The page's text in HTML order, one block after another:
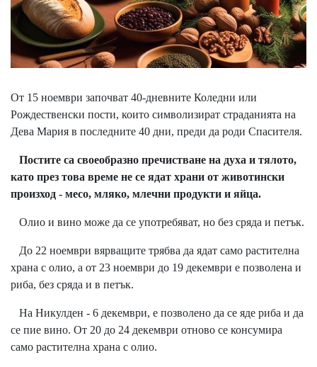
От 15 ноември започват 40-дневните Коледни или
Рождественски пости, които символизират страданията на
Дева Мария в последните 40 дни, преди да роди Спасителя.
Постите са своеобразно пречистване на духа и тялото,
като през това време не се ядат храни от животински
произход - месо, мляко, млечни продукти и яйца.
Олио и вино може да се употребяват, но без сряда и петък.
До 22 ноември вярващите трябва да ядат само растителна
храна с олио, а от 23 ноември до 19 декември е позволена и
риба, без сряда и в петък.
На Никулден - 6 декември, е позволено да се яде риба и да
се пие вино. От 20 до 24 декември отново се консумира
само растителна храна с олио.